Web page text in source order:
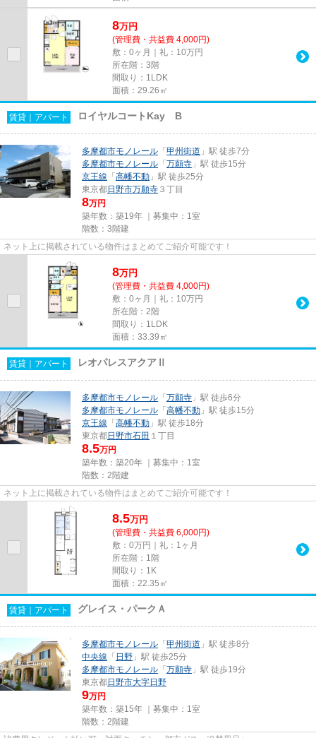
8万円
(管理費・共益費 4,000円)
敷：0ヶ月｜礼：10万円
所在階：3階
間取り：1LDK
面積：29.26㎡
賃貸｜アパート ロイヤルコートKay B
多摩都市モノレール 「甲州街道 」駅 徒歩7分
多摩都市モノレール 「万願寺 」駅 徒歩15分
京王線 「高幡不動 」駅 徒歩25分
東京都日野市万願寺 ３丁目
8万円
築年数：築19年 ｜募集中： 1室
階数：3階建
ネット上に掲載されている物件はまとめてご紹介可能です！
8万円
(管理費・共益費 4,000円)
敷：0ヶ月｜礼：10万円
所在階：2階
間取り：1LDK
面積：33.39㎡
賃貸｜アパート レオパレスアクアⅡ
多摩都市モノレール 「万願寺 」駅 徒歩6分
多摩都市モノレール 「高幡不動 」駅 徒歩15分
京王線 「高幡不動 」駅 徒歩18分
東京都日野市石田 １丁目
8.5万円
築年数：築20年 ｜募集中： 1室
階数：2階建
ネット上に掲載されている物件はまとめてご紹介可能です！
8.5万円
(管理費・共益費 6,000円)
敷：0万円｜礼：1ヶ月
所在階：1階
間取り：1K
面積：22.35㎡
賃貸｜アパート グレイス・パークＡ
多摩都市モノレール 「甲州街道 」駅 徒歩8分
中央線 「 日野 」駅 徒歩25分
多摩都市モノレール 「万願寺 」駅 徒歩19分
東京都日野市大字日野
9万円
築年数：築15年 ｜募集中： 1室
階数：2階建